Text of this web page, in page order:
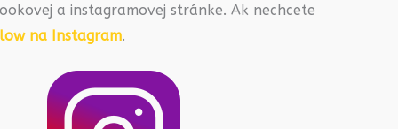
a instagramovej stránke. Ak nechcete
na Instagram.